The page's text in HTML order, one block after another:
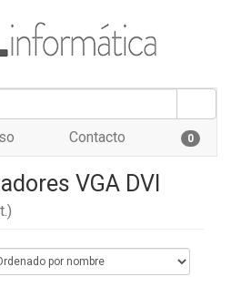
Contacto 0
VGA DVI